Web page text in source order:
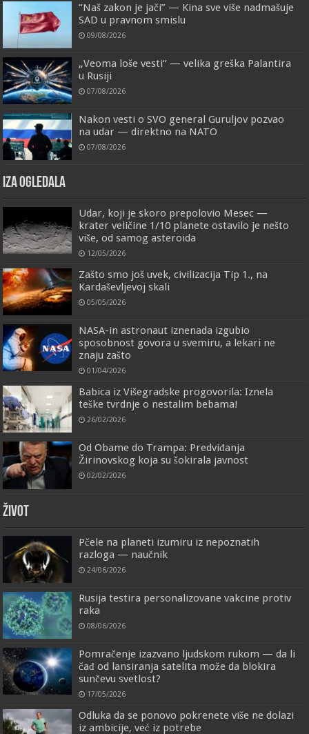
“Naš zakon je jači” — Kina sve više nadmašuje
SAD u pravnom smislu
09/08/2026
„Veoma loše vesti“ — velika greška Palantira
u Rusiji
07/08/2026
Nakon vesti o SVO general Guruljov pozvao
na udar — direktno na NATO
07/08/2026
IZA OGLEDALA
Udar, koji je skoro prepolovio Mesec —
krater veličine 1/10 planete ostavilo je nešto
više, od samog asteroida
12/05/2026
Zašto smo još uvek, civilizacija Tip 1., na
Kardaševljevoj skali
05/05/2026
NASA-in astronaut iznenada izgubio
sposobnost govora u svemiru, a lekari ne
znaju zašto
01/04/2026
Babica iz Višegradske progovorila: Iznela
teške tvrdnje o nestalim bebama!
26/02/2026
Od Obame do Trampa: Predviđanja
Žirinovskog koja su šokirala javnost
02/02/2026
ŽIVOT
Pčele na planeti izumiru iz nepoznatih
razloga — naučnik
24/06/2026
Rusija testira personalizovane vakcine protiv
raka
08/06/2026
Pomračenje izazvano ljudskom rukom — da li
čađ od lansiranja satelita može da blokira
sunčevu svetlost?
17/05/2026
Odluka da se ponovo pokrenete više ne dolazi
iz ambicije, već iz potrebe